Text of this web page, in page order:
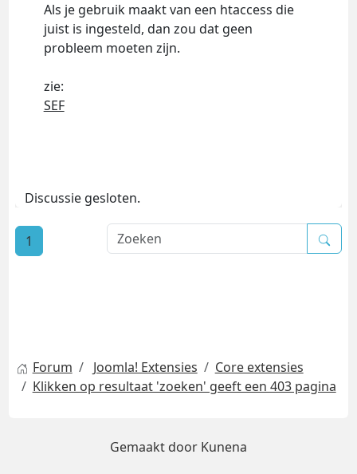
Als je gebruik maakt van een htaccess die
juist is ingesteld, dan zou dat geen
probleem moeten zijn.
zie:
SEF
Discussie gesloten.
1
Forum Joomla! Extensies
Core extensies
Klikken op resultaat 'zoeken' geeft een 403 pagina
Gemaakt door Kunena